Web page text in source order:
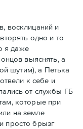
восклицаний и
одно и то
я даже
выяснять, а
шутим), а Петька
к себе и
от службы ГБ
которые при
на земле
просто брызг